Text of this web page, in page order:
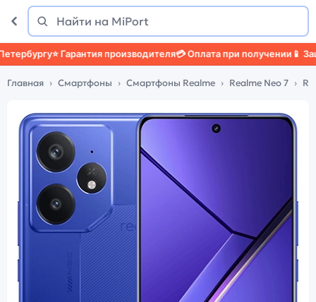
Поиск
Найти
⭐ Гарантия производителя💳 Оплата при получении📱
Главная Смартфоны Смартфоны Realme Realme Neo 7